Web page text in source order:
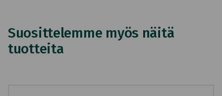
Suosittelemme myös näitä
tuotteita